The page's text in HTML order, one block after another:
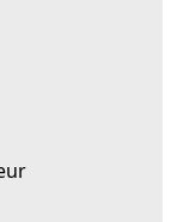
De half-
en vormt
entree. Via deze
waaruit zowel de